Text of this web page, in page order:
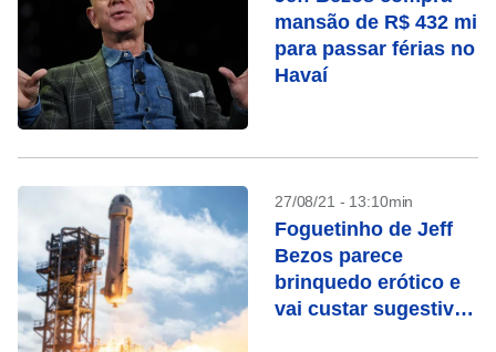
mansão de R$ 432 mi
para passar férias no
Havaí
27/08/21 - 13:10min
Foguetinho de Jeff
Bezos parece
brinquedo erótico e
vai custar sugestivos